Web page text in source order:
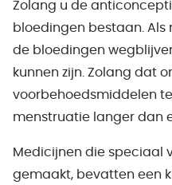
Zolang u de
bloedingen bestaan. Als
de bloedingen
kunnen zijn. Zolang dat
voorbehoedsmiddelen
menstruatie langer dan
Medicijnen die speciaal
gemaakt, bevatten een